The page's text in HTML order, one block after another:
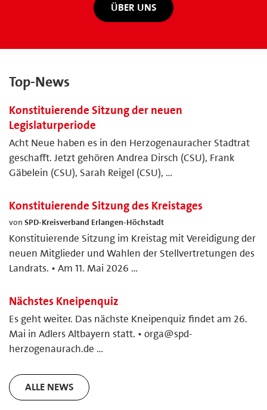
ÜBER UNS
Top-News
Konstituierende Sitzung der neuen
Legislaturperiode
Acht Neue haben es in den Herzogenauracher Stadtrat
geschafft. Jetzt gehören Andrea Dirsch (CSU), Frank
Gäbelein (CSU), Sarah Reigel (CSU), …
Konstituierende Sitzung des Kreistages
von SPD-Kreisverband Erlangen-Höchstadt
Konstituierende Sitzung im Kreistag mit Vereidigung der
neuen Mitglieder und Wahlen der Stellvertretungen des
Landrats. • Am 11. Mai 2026 …
Nächstes Kneipenquiz
Es geht weiter. Das nächste Kneipenquiz findet am 26.
Mai in Adlers Altbayern statt. • orga@spd-
herzogenaurach.de …
ALLE NEWS